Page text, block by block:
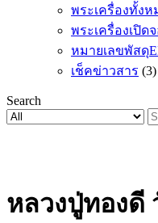
พระเครื่องทั้งห
พระเครื่องเปิด
หมายเลขพัสดุ
เช็คข่าวสาร (3)
Search
หลวงปู่ทองดี